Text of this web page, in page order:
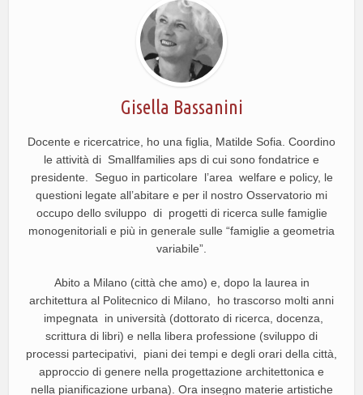
Gisella Bassanini
Docente e ricercatrice, ho una figlia, Matilde Sofia. Coordino
le attività di Smallfamilies aps di cui sono fondatrice e
presidente. Seguo in particolare l’area welfare e policy, le
questioni legate all’abitare e per il nostro Osservatorio mi
occupo dello sviluppo di progetti di ricerca sulle famiglie
monogenitoriali e più in generale sulle “famiglie a geometria
variabile”.
Abito a Milano (città che amo) e, dopo la laurea in
architettura al Politecnico di Milano, ho trascorso molti anni
impegnata in università (dottorato di ricerca, docenza,
scrittura di libri) e nella libera professione (sviluppo di
processi partecipativi, piani dei tempi e degli orari della città,
approccio di genere nella progettazione architettonica e
nella pianificazione urbana). Ora insegno materie artistiche